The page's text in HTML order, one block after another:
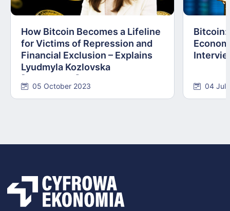
How Bitcoin Becomes a Lifeline
for Victims of Repression and
Financial Exclusion – Explains
Lyudmyla Kozlovska
05 October 2023
Bitcoin:
04